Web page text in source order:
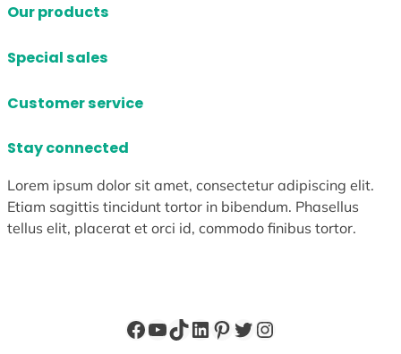
Our products
Special sales
Customer service
Stay connected
Lorem ipsum dolor sit amet, consectetur adipiscing elit.
Etiam sagittis tincidunt tortor in bibendum. Phasellus
tellus elit, placerat et orci id, commodo finibus tortor.
Facebook
YouTube
TikTok
LinkedIn
Pinterest
X Instagram